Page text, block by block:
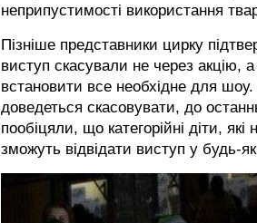
неприпустимості використання
Пізніше представники цирку
виступ скасували не через акцію,
встановити все необхідне для
доведеться скасовувати, до
пообіцяли, що категорійні діти,
зможуть відвідати виступ у будь-